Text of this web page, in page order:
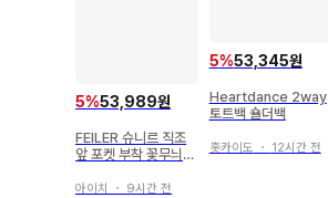
5%53,989원
FEILER 슈니르 직조
앞 포켓 부착 꽃무늬
아이치 ・ 9시간 전
5%53,345원
Heartdance 2way
토트백 숄더백
홋카이도 ・ 12시간 전